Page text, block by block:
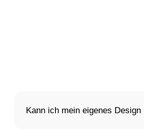
Kann ich mein eigenes Design